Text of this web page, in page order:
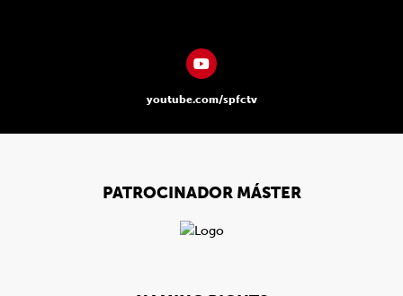
youtube.com/spfctv
PATROCINADOR MÁSTER